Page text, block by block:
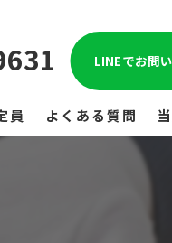
LINEでお問
員 よくある質問